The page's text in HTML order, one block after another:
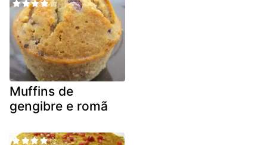
Muffins de
gengibre e romã